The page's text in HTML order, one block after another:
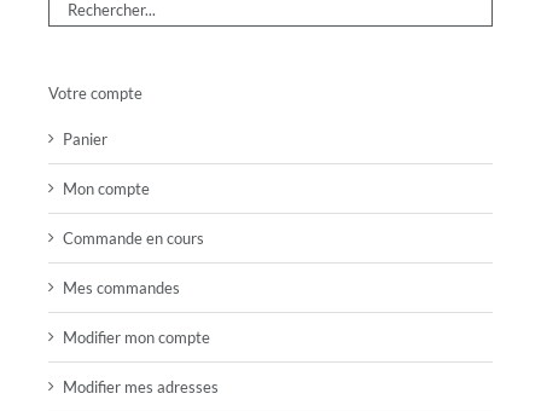
Votre compte
Panier
Mon compte
Commande en cours
Mes commandes
Modifier mon compte
Modifier mes adresses